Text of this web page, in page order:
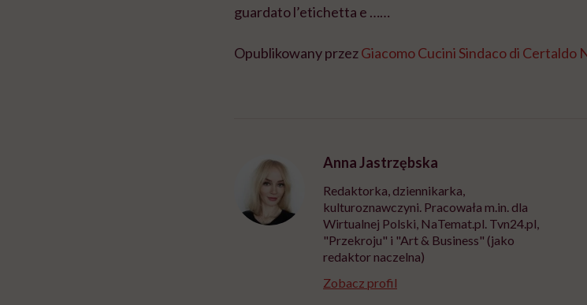
guardato l’etichetta e ……
Opublikowany przezGiacomo Cucini Sindaco di Certaldo
Anna Jastrzębska
Redaktorka, dziennikarka,
kulturoznawczyni. Pracowała m.in. dla
Wirtualnej Polski, NaTemat.pl. Tvn24.pl,
"Przekroju" i "Art & Business" (jako
redaktor naczelna)
Zobacz profil